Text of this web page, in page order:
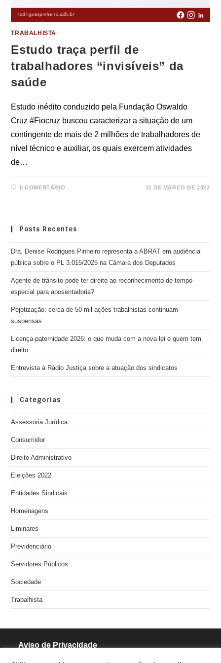
TRABALHISTA
Estudo traça perfil de
trabalhadores “invisíveis” da
saúde
Estudo inédito conduzido pela Fundação Oswaldo
Cruz #Fiocruz buscou caracterizar a situação de um
contingente de mais de 2 milhões de trabalhadores de
nível técnico e auxiliar, os quais exercem atividades
de…
0 COMENTÁRIO 11 DE MARÇO DE 2022
Posts Recentes
Dra. Denise Rodrigues Pinheiro representa a ABRAT em audiência
pública sobre o PL 3.015/2025 na Câmara dos Deputados
Agente de trânsito pode ter direito ao reconhecimento de tempo
especial para aposentadoria?
Pejotização: cerca de 50 mil ações trabalhistas continuam
suspensas
Licença-paternidade 2026: o que muda com a nova lei e quem tem
direito
Entrevista à Rádio Justiça sobre a atuação dos sindicatos
Categorias
Assessoria Jurídica
Consumidor
Direito Administrativo
Eleições 2022
Entidades Sindicais
Homenagens
Liminares
Previdenciário
Servidores Públicos
Sociedade
Trabalhista
Aviso de Privacidade